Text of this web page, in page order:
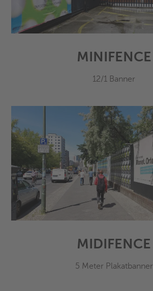
MINIFENCE
12/1 Banner
MIDIFENCE
5 Meter Plakatbanner